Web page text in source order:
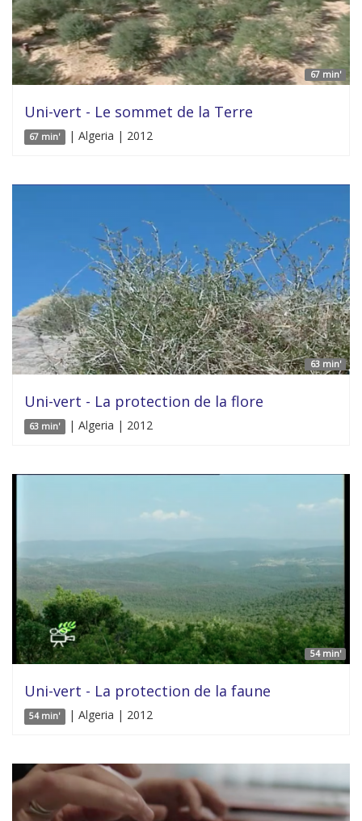
67 min'
Uni-vert - Le sommet de la Terre
67 min' | Algeria | 2012
63 min'
Uni-vert - La protection de la flore
63 min' | Algeria | 2012
54 min'
Uni-vert - La protection de la faune
54 min' | Algeria | 2012